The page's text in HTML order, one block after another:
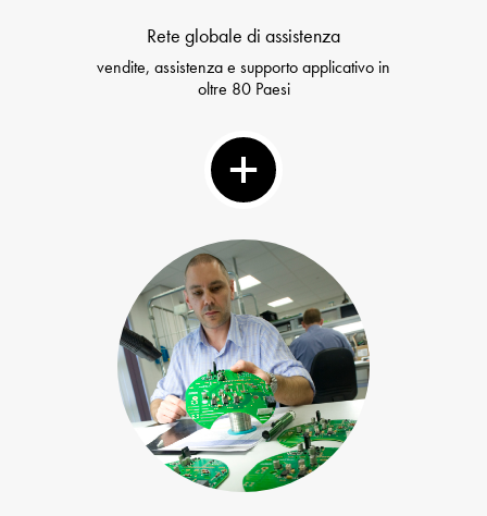
Rete globale di assistenza
vendite, assistenza e supporto applicativo in
oltre 80 Paesi